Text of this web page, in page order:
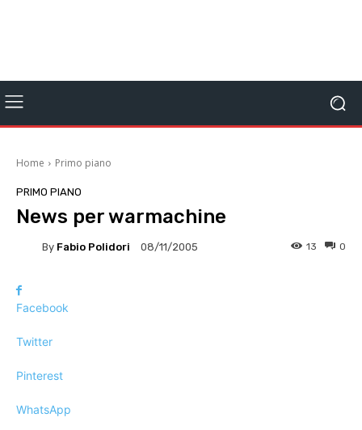
Home Primo piano
PRIMO PIANO
News per warmachine
By Fabio Polidori 08/11/2005 0
13
Facebook
Twitter
Pinterest
WhatsApp